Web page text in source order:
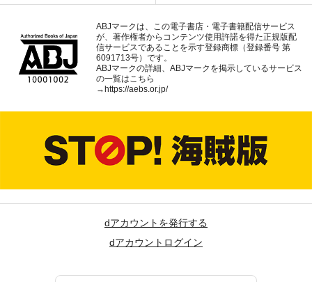
ABJマークは、この電子書店・電子書籍配信サービス
が、著作権者からコンテンツ使用許諾を得た正規版配
信サービスであることを示す登録商標（登録番号 第
6091713号）です。
ABJマークの詳細、ABJマークを掲示しているサービス
の一覧はこちら
→ https://aebs.or.jp/
dアカウントを発行する
dアカウントログイン